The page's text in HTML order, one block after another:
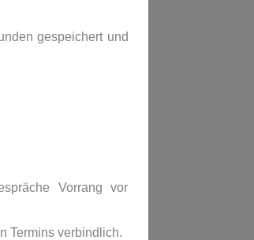
gespeichert und
Vorrang vor
Termins verbindlich.